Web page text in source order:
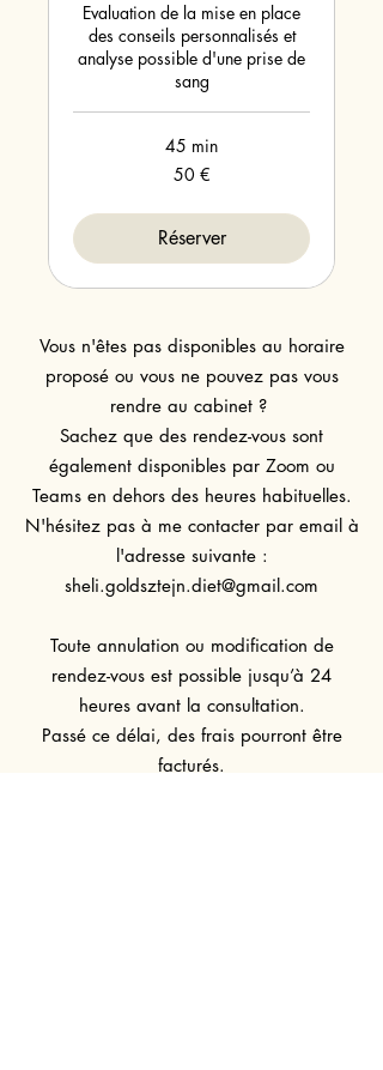
Evaluation de la mise en place
des conseils personnalisés et
analyse possible d'une prise de
sang
45 min
50 €
Réserver
Vous n'êtes pas disponibles au horaire
proposé ou vous ne pouvez pas vous
rendre au cabinet ?
Sachez que des rendez-vous sont
également disponibles par Zoom ou
Teams en dehors des heures habituelles.
N'hésitez pas à me contacter par email à
l'adresse suivante :
sheli.goldsztejn.diet@gmail.com
Toute annulation ou modification de
rendez-vous est possible jusqu’à 24
heures avant la consultation.
Passé ce délai, des frais pourront être
facturés.